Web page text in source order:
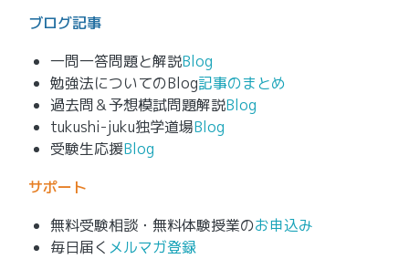
ブログ記事
一問一答問題と解説Blog
勉強法についてのBlog記事のまとめ
過去問＆予想模試問題解説Blog
tukushi-juku独学道場Blog
受験生応援Blog
サポート
無料受験相談・無料体験授業のお申込み
毎日届く メルマガ登録